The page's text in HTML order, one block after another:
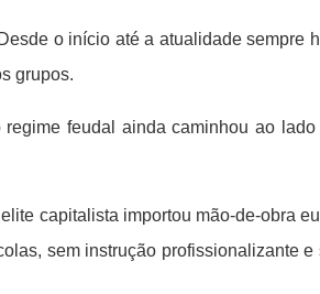
o início até a atualidade sempre
grupos.
feudal ainda caminhou ao
capitalista importou mão-de-obra
sem instrução profissionalizante